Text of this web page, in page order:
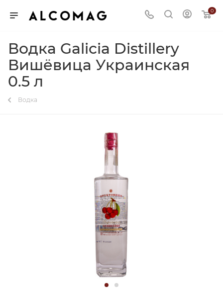
0
Водка Galicia Distillery
Вишёвица Украинская
0.5 л
Водка